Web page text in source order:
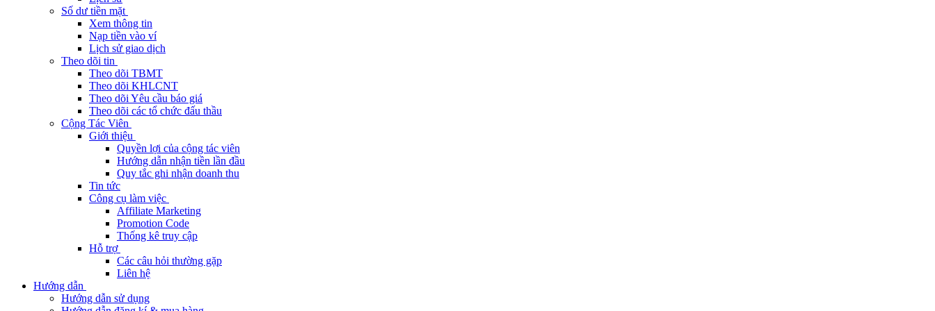
Số dư tiền mặt
Xem thông tin
Nạp tiền vào ví
Lịch sử giao dịch
Theo dõi tin
Theo dõi TBMT
Theo dõi KHLCNT
Theo dõi Yêu cầu báo giá
Theo dõi các tổ chức đấu thầu
Cộng Tác Viên
Giới thiệu
Quyền lợi của cộng tác viên
Hướng dẫn nhận tiền lần đầu
Quy tắc ghi nhận doanh thu
Tin tức
Công cụ làm việc
Affiliate Marketing
Promotion Code
Thống kê truy cập
Hỗ trợ
Các câu hỏi thường gặp
Liên hệ
Hướng dẫn
Hướng dẫn sử dụng